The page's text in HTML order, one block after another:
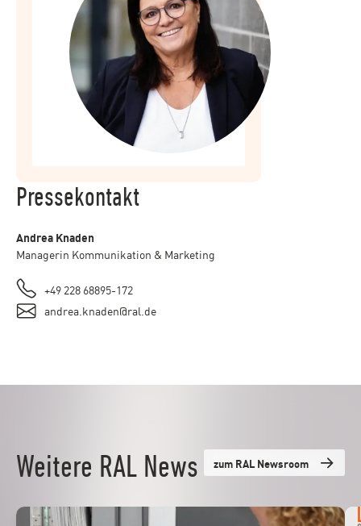
Pressekontakt
Andrea Knaden
Managerin Kommunikation & Marketing
+49 228 68895-172
andrea.knaden@ral.de
Weitere RAL News zum RAL Newsroom